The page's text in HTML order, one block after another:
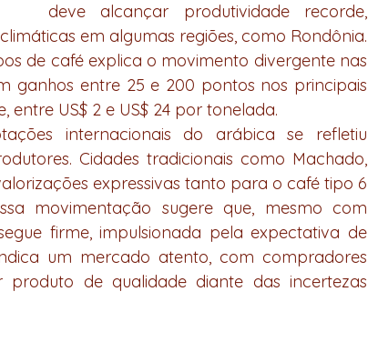
deve alcançar produtividade recorde,
em algumas regiões, como Rondônia.
de café explica o movimento divergente nas
ganhos entre 25 e 200 pontos nos principais
US$ 2 e US$ 24 por tonelada.
internacionais do arábica se refletiu
Cidades tradicionais como Machado,
expressivas tanto para o café tipo 6
movimentação sugere que, mesmo com
firme, impulsionada pela expectativa de
um mercado atento, com compradores
de qualidade diante das incertezas